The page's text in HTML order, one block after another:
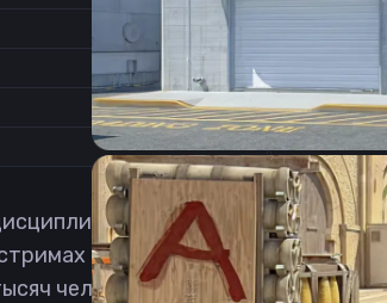
6/11
1
Частота
Counter-Strike 2 из
можно часто увидеть, как
человек.